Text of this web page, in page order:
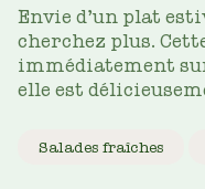
Envie d’un plat
cherchez plus.
immédiatement
elle est
Salades fraîches